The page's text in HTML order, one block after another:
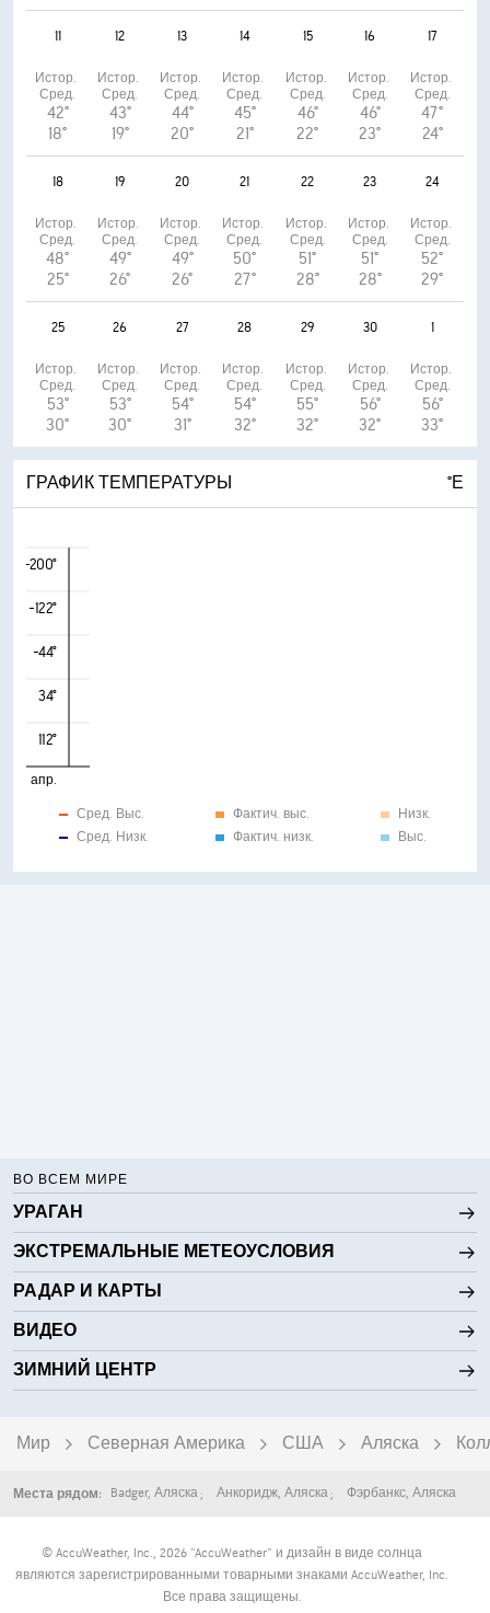
11
Истор.
Сред.
42°
18°
12
Истор.
Сред.
43°
19°
13
Истор.
Сред.
44°
20°
14
Истор.
Сред.
45°
21°
15
Истор.
Сред.
46°
22°
16
Истор.
Сред.
46°
23°
17
Истор.
Сред.
47°
24°
18
Истор.
Сред.
48°
25°
19
Истор.
Сред.
49°
26°
20
Истор.
Сред.
49°
26°
21
Истор.
Сред.
50°
27°
22
Истор.
Сред.
51°
28°
23
Истор.
Сред.
51°
28°
24
Истор.
Сред.
52°
29°
25
Истор.
Сред.
53°
30°
26
Истор.
Сред.
53°
30°
27
Истор.
Сред.
54°
31°
28
Истор.
Сред.
54°
32°
29
Истор.
Сред.
55°
32°
30
Истор.
Сред.
56°
32°
1
Истор.
Сред.
56°
33°
ГРАФИК ТЕМПЕРАТУРЫ °Е
-200°
-122°
-44°
34°
112°
апр.
Сред. Выс.
Сред. Низк.
Фактич. выс.
Фактич. низк.
Низк.
Выс.
ВО ВСЕМ МИРЕ
УРАГАН
ЭКСТРЕМАЛЬНЫЕ МЕТЕОУСЛОВИЯ
РАДАР И КАРТЫ
ВИДЕО
ЗИМНИЙ ЦЕНТР
Мир Северная Америка США Аляска
Места рядом: Badger, Аляска Анкоридж, Аляска Фэрбанкс, Аляска
© AccuWeather, Inc., 2026 "AccuWeather" и дизайн в виде солнца
являются зарегистрированными товарными знаками AccuWeather, Inc.
Все права защищены.